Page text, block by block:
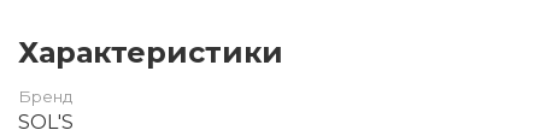
Характеристики
Бренд
SOL'S